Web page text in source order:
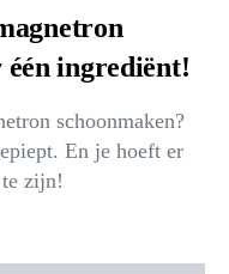
één ingrediënt!
schoonmaken?
En je hoeft er
zijn!